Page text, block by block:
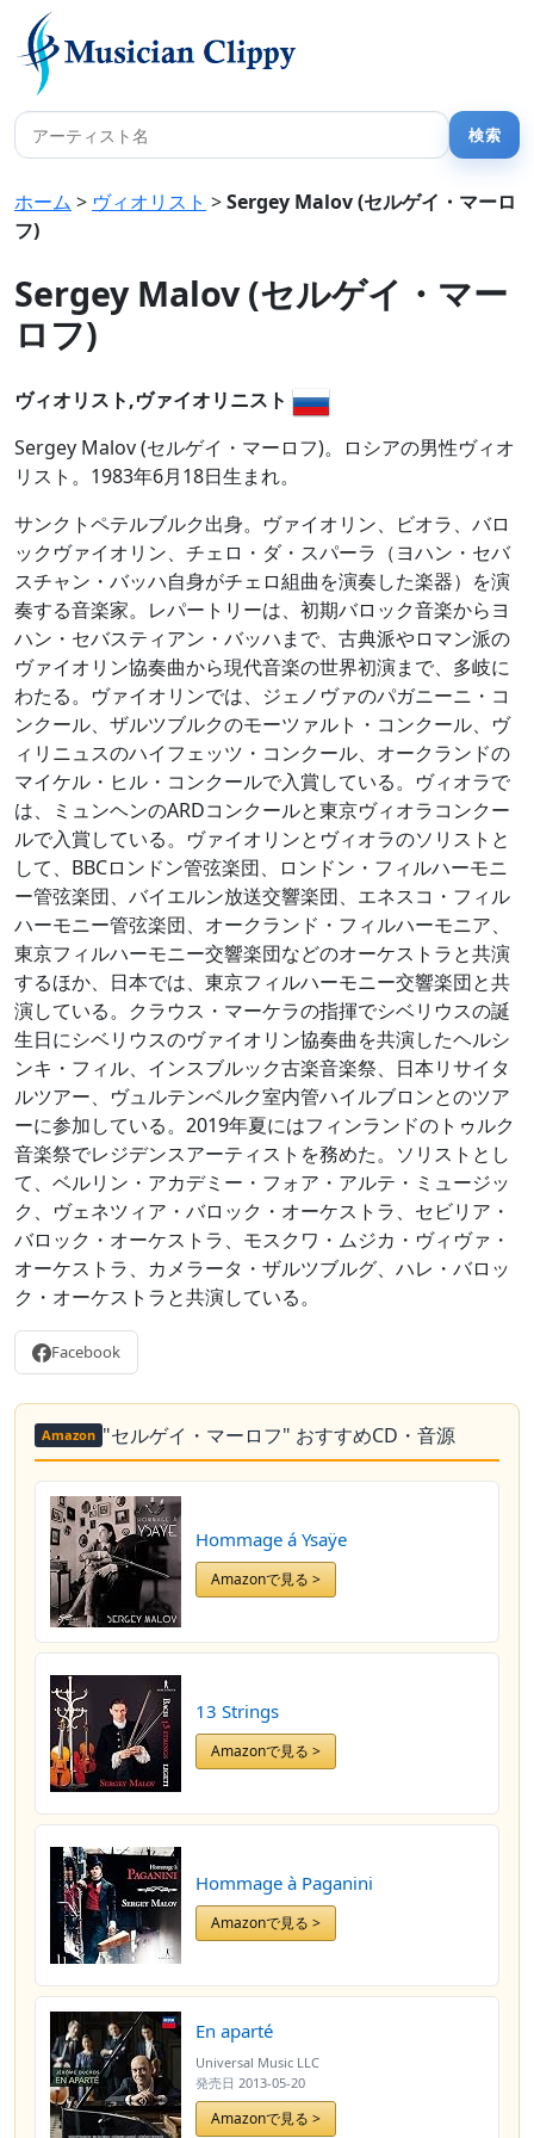
ホーム > ヴィオリスト >Sergey Malov (セルゲイ・マーロ
フ)
Sergey Malov (セルゲイ・マー
ロフ)
ヴィオリスト,ヴァイオリニスト
Sergey Malov (セルゲイ・マーロフ)。ロシアの男性ヴィオ
リスト。1983年6月18日生まれ。
サンクトペテルブルク出身。ヴァイオリン、ビオラ、バロ
ックヴァイオリン、チェロ・ダ・スパーラ（ヨハン・セバ
スチャン・バッハ自身がチェロ組曲を演奏した楽器）を演
奏する音楽家。レパートリーは、初期バロック音楽からヨ
ハン・セバスティアン・バッハまで、古典派やロマン派の
ヴァイオリン協奏曲から現代音楽の世界初演まで、多岐に
わたる。ヴァイオリンでは、ジェノヴァのパガニーニ・コ
ンクール、ザルツブルクのモーツァルト・コンクール、ヴ
ィリニュスのハイフェッツ・コンクール、オークランドの
マイケル・ヒル・コンクールで入賞している。ヴィオラで
は、ミュンヘンのARDコンクールと東京ヴィオラコンクー
ルで入賞している。ヴァイオリンとヴィオラのソリストと
して、BBCロンドン管弦楽団、ロンドン・フィルハーモニ
ー管弦楽団、バイエルン放送交響楽団、エネスコ・フィル
ハーモニー管弦楽団、オークランド・フィルハーモニア、
東京フィルハーモニー交響楽団などのオーケストラと共演
するほか、日本では、東京フィルハーモニー交響楽団と共
演している。クラウス・マーケラの指揮でシベリウスの誕
生日にシベリウスのヴァイオリン協奏曲を共演したヘルシ
ンキ・フィル、インスブルック古楽音楽祭、日本リサイタ
ルツアー、ヴュルテンベルク室内管ハイルブロンとのツア
ーに参加している。2019年夏にはフィンランドのトゥルク
音楽祭でレジデンスアーティストを務めた。ソリストとし
て、ベルリン・アカデミー・フォア・アルテ・ミュージッ
ク、ヴェネツィア・バロック・オーケストラ、セビリア・
バロック・オーケストラ、モスクワ・ムジカ・ヴィヴァ・
オーケストラ、カメラータ・ザルツブルグ、ハレ・バロッ
ク・オーケストラと共演している。
Facebook
Amazon "セルゲイ・マーロフ" おすすめCD・音源
Hommage á Ysaÿe
Amazonで見る >
13 Strings
Amazonで見る >
Hommage à Paganini
Amazonで見る >
En aparté
Universal Music LLC
発売日 2013-05-20
Amazonで見る >